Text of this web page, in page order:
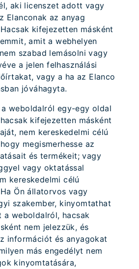
aki licenszet adott vagy
Elanconak az anyag
kifejezetten másként
amit a webhelyen
szabad lemásolni vagy
a jelen felhasználási
vagy a ha az Elanco
jóváhagyta.
a weboldalról egy-egy oldal
kifejezetten másként
nem kereskedelmi célú
megismerhesse az
és termékeit; vagy
vagy oktatással
kereskedelmi célú
Ön állatorvos vagy
szakember, kinyomtathat
a weboldalról, hacsak
nem jelezzük, és
információt és anyagokat
más engedélyt nem
kinyomtatására,